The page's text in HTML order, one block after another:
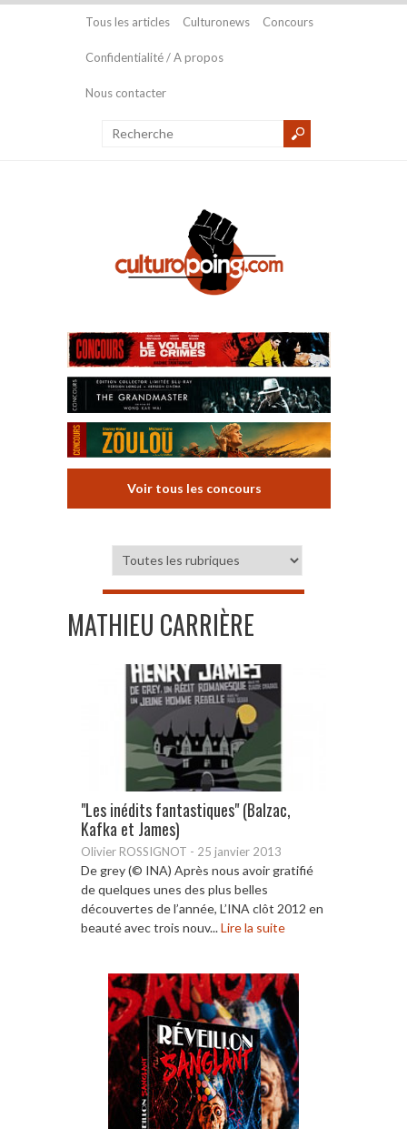
Tous les articles Culturonews Concours
Confidentialité / A propos
Nous contacter
Voir tous les concours
MATHIEU CARRIÈRE
"Les inédits fantastiques" (Balzac,
Kafka et James)
Olivier ROSSIGNOT - 25 janvier 2013
De grey (© INA) Après nous avoir gratifié
de quelques unes des plus belles
découvertes de l’année, L’INA clôt 2012 en
beauté avec trois nouv...Lire la suite